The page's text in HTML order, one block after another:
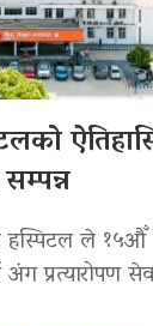
हस्पिटल ले १५औँ
प्रत्यारोपण